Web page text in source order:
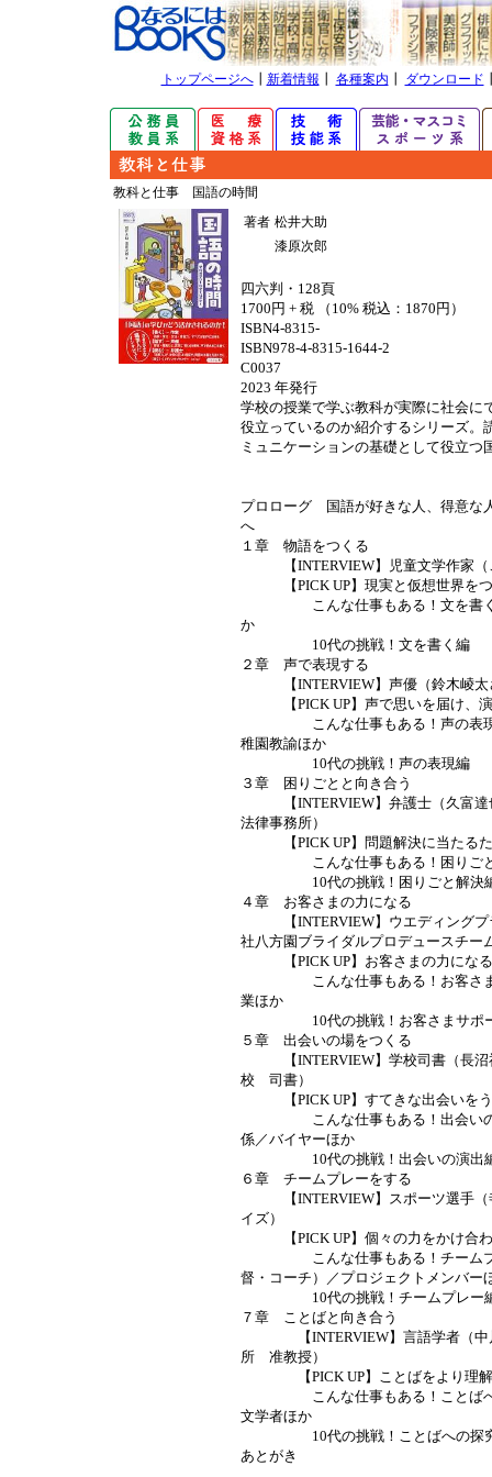
トップページへ┃ 新着情報 各種案内 ダウンロード
教科と仕事 国語の時間
著者 松井大助
漆原次郎
四六判・128頁
1700円 + 税 （10% 税込：1870円）
ISBN4-8315-
ISBN978-4-8315-1644-2
C0037
2023 年発行
学校の授業で学ぶ教科が実際に社会に
役立っているのか紹介するシリーズ。
ミュニケーションの基礎として役立つ
プロローグ 国語が好きな人、得意な
へ
１章 物語をつくる
【INTERVIEW】児童文学作家（
【PICK UP】現実と仮想世界をつ
こんな仕事もある！文を書く
か
10代の挑戦！文を書く編
２章 声で表現する
【INTERVIEW】声優（鈴木崚太
【PICK UP】声で思いを届け、演
こんな仕事もある！声の表現
稚園教諭ほか
10代の挑戦！声の表現編
３章 困りごとと向き合う
【INTERVIEW】弁護士（久富達
法律事務所）
【PICK UP】問題解決に当たるた
こんな仕事もある！困りごと
10代の挑戦！困りごと解決
４章 お客さまの力になる
【INTERVIEW】ウエディングプ
社八方園ブライダルプロデュースチ
【PICK UP】お客さまの力になる
こんな仕事もある！お客さま
業ほか
10代の挑戦！お客さまサポ
５章 出会いの場をつくる
【INTERVIEW】学校司書（長沼
校 司書）
【PICK UP】すてきな出会いをう
こんな仕事もある！出会いの
係／バイヤーほか
10代の挑戦！出会いの演出
６章 チームプレーをする
【INTERVIEW】スポーツ選手（
イズ）
【PICK UP】個々の力をかけ合わ
こんな仕事もある！チームプ
督・コーチ）／プロジェクトメンバー
10代の挑戦！チームプレー
７章 ことばと向き合う
【INTERVIEW】言語学者（中川
所 准教授）
【PICK UP】ことばをより理解
こんな仕事もある！ことばへ
文学者ほか
10代の挑戦！ことばへの探
あとがき